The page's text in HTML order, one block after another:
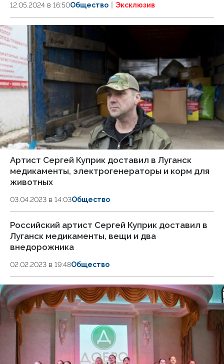
12.05.2024 в 16:50Общество Эксклюзив
Артист Сергей Куприк доставил в Луганск
медикаменты, электрогенераторы и корм для
животных
03.04.2023 в 14:03Общество
Российский артист Сергей Куприк доставил в
Луганск медикаменты, вещи и два
внедорожника
02.02.2023 в 19:48Общество